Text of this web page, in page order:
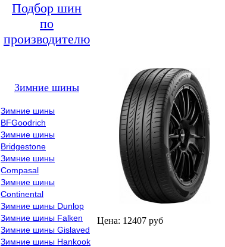
Подбор шин
по
производителю
Зимние шины
Зимние шины
BFGoodrich
Зимние шины
Bridgestone
Зимние шины
Compasal
Зимние шины
Continental
Зимние шины Dunlop
Зимние шины Falken
Зимние шины Gislaved
Зимние шины Hankook
Цена: 12407 руб